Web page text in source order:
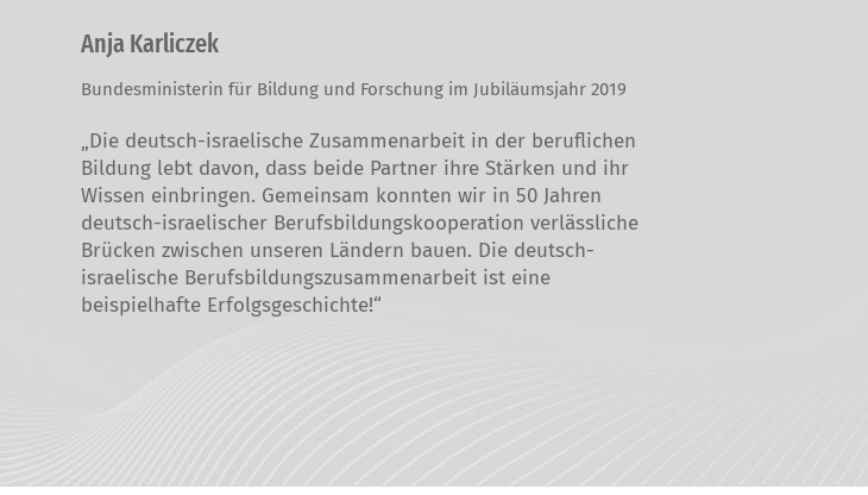
Anja Karliczek
Bundesministerin für Bildung und Forschung im Jubiläumsjahr 2019
„Die deutsch-israelische Zusammenarbeit in der beruflichen
Bildung lebt davon, dass beide Partner ihre Stärken und ihr
Wissen einbringen. Gemeinsam konnten wir in 50 Jahren
deutsch-israelischer Berufsbildungskooperation verlässliche
Brücken zwischen unseren Ländern bauen. Die deutsch-
israelische Berufsbildungszusammenarbeit ist eine
beispielhafte Erfolgsgeschichte!“